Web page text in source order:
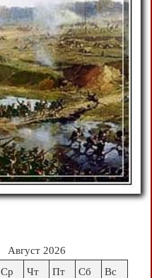
Август 2026
Ср Чт Пт Сб Вс